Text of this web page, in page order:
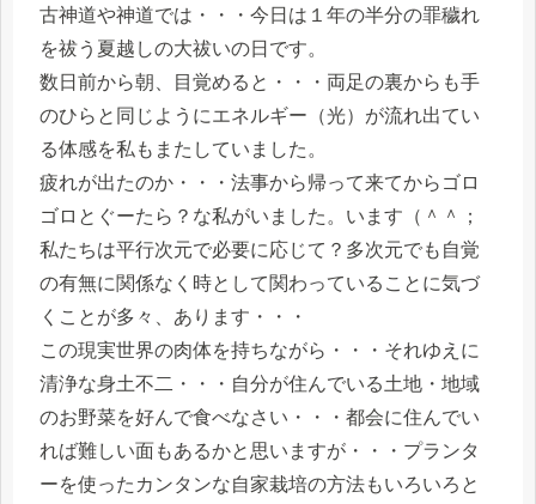
古神道や神道では・・・今日は１年の半分の罪穢れ
を祓う夏越しの大祓いの日です。
数日前から朝、目覚めると・・・両足の裏からも手
のひらと同じようにエネルギー（光）が流れ出てい
る体感を私もまたしていました。
疲れが出たのか・・・法事から帰って来てからゴロ
ゴロとぐーたら？な私がいました。います（＾＾；
私たちは平行次元で必要に応じて？多次元でも自覚
の有無に関係なく時として関わっていることに気づ
くことが多々、あります・・・
この現実世界の肉体を持ちながら・・・それゆえに
清浄な身土不二・・・自分が住んでいる土地・地域
のお野菜を好んで食べなさい・・・都会に住んでい
れば難しい面もあるかと思いますが・・・プランタ
ーを使ったカンタンな自家栽培の方法もいろいろと